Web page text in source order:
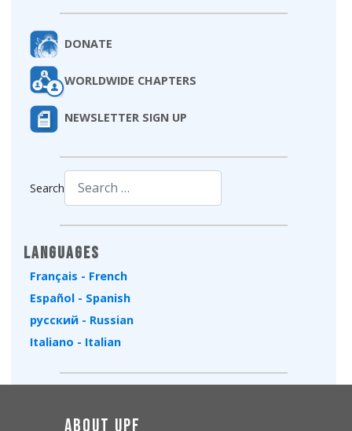
DONATE
WORLDWIDE CHAPTERS
NEWSLETTER SIGN UP
Search
Languages
Français - French
Español - Spanish
русский - Russian
Italiano - Italian
About UPF